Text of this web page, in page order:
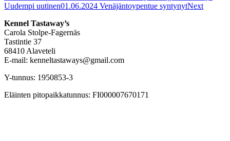
Uudempi uutinen01.06.2024 Venäjäntoypentue syntynytNext
Kennel Tastaway’s
Carola Stolpe-Fagernäs
Tastintie 37
68410 Alaveteli
E-mail: kenneltastaways@gmail.com
Y-tunnus: 1950853-3
Eläinten pitopaikkatunnus: FI000007670171